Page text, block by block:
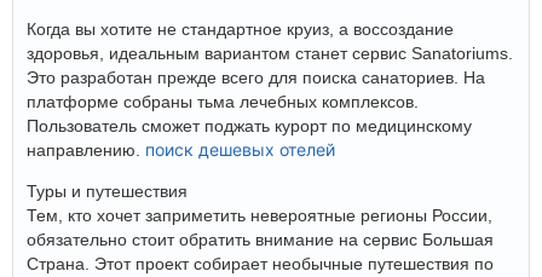
Когда вы хотите не стандартное круиз, а воссоздание
здоровья, идеальным вариантом станет сервис Sanatoriums.
Это разработан прежде всего для поиска санаториев. На
платформе собраны тьма лечебных комплексов.
Пользователь сможет поджать курорт по медицинскому
направлению. поиск дешевых отелей
Туры и путешествия
Тем, кто хочет заприметить невероятные регионы России,
обязательно стоит обратить внимание на сервис Большая
Страна. Этот проект собирает необычные путешествия по